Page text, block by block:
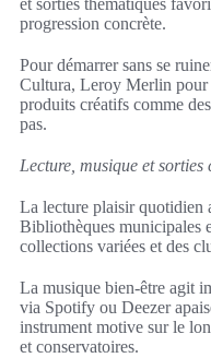
et sorties thématiques
progression concrète.
Pour démarrer sans se
Cultura, Leroy Merlin pour
produits créatifs comme
pas.
Lecture, musique et sorties
La lecture plaisir quotidien
Bibliothèques municipales
collections variées et des
La musique bien-être agit
via Spotify ou Deezer
instrument motive sur le
et conservatoires.